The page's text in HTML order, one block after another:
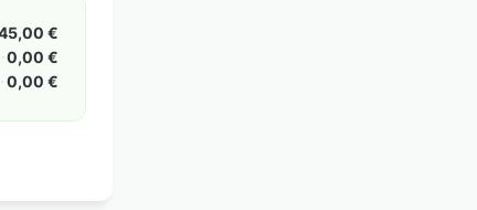
€
0,00 €
0,00 €